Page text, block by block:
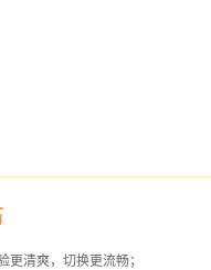
更清爽，切换更流畅；